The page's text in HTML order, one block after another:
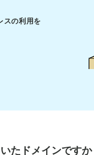
スの利用を
たドメインですか